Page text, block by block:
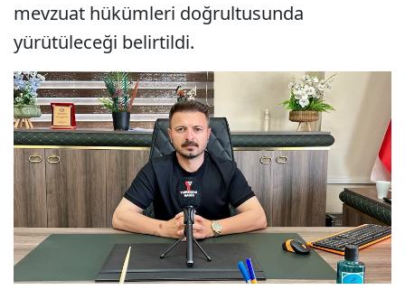
mevzuat hükümleri doğrultusunda
yürütüleceği belirtildi.